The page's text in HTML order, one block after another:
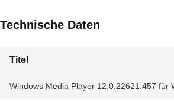
Technische Daten
Titel
Windows Media Player 12.0.22621.457 für